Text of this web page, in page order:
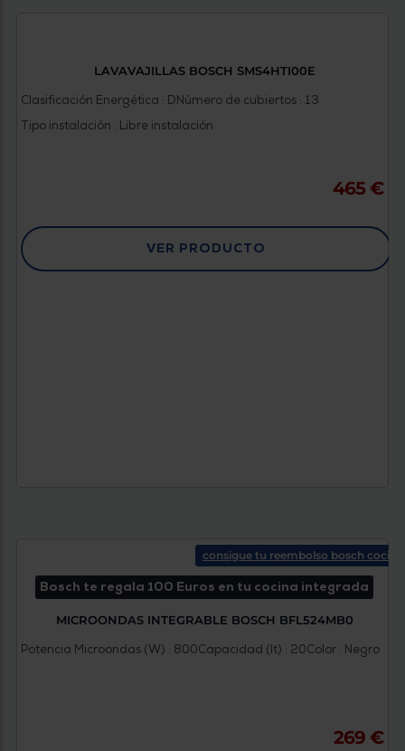
LAVAVAJILLAS BOSCH SMS4HTI00E
Clasificación Energética : DNúmero de cubiertos : 13
Tipo instalación : Libre instalación
465 €
VER PRODUCTO
consigue tu reembolso bosch
Bosch te regala 100 Euros en tu cocina integrada
MICROONDAS INTEGRABLE BOSCH BFL524MB0
Potencia Microondas (W) : 800Capacidad (lt) : 20Color : Negro
269 €